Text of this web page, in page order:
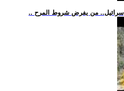
وإسرائيل.. من يفرض شروط المرح